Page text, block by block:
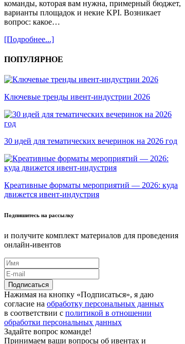
команды, которая вам нужна, примерный бюджет,
варианты площадок и некие KPI. Возникает
вопрос: какое…
[Подробнее...]
ПОПУЛЯРНОЕ
Ключевые тренды ивент-индустрии 2026
30 идей для тематических вечеринок на 2026 год
Креативные форматы мероприятий — 2026: куда
движется ивент-индустрия
Подпишитесь на рассылку
и получите комплект материалов для проведения
онлайн-ивентов
Нажимая на кнопку «Подписаться», я даю
согласие на обработку персональных данных
в соответствии с политикой в отношении
обработки персональных данных
Задайте вопрос команде!
Принимаем ваши вопросы об ивентах и